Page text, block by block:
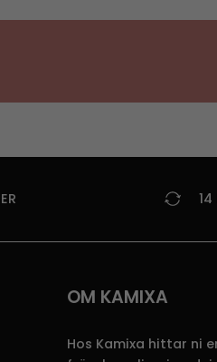
14
OM KAMIXA
Hos Kamixa hittar ni